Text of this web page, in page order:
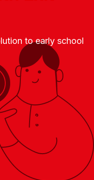
to early school